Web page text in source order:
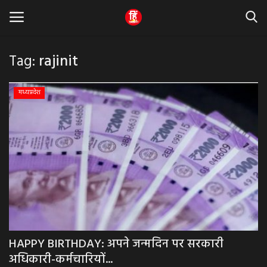
Home
धर्म & ज्योतिष
बड़ी खबर
मध्यप्रदेश
राजस्थान
व्यापार व्यवसाय
राजनीती
Tag: rajinit
मध्यप्रदेश
HAPPY BIRTHDAY: अपने जन्मदिन पर सरकारी
अधिकारी-कर्मचारियों...